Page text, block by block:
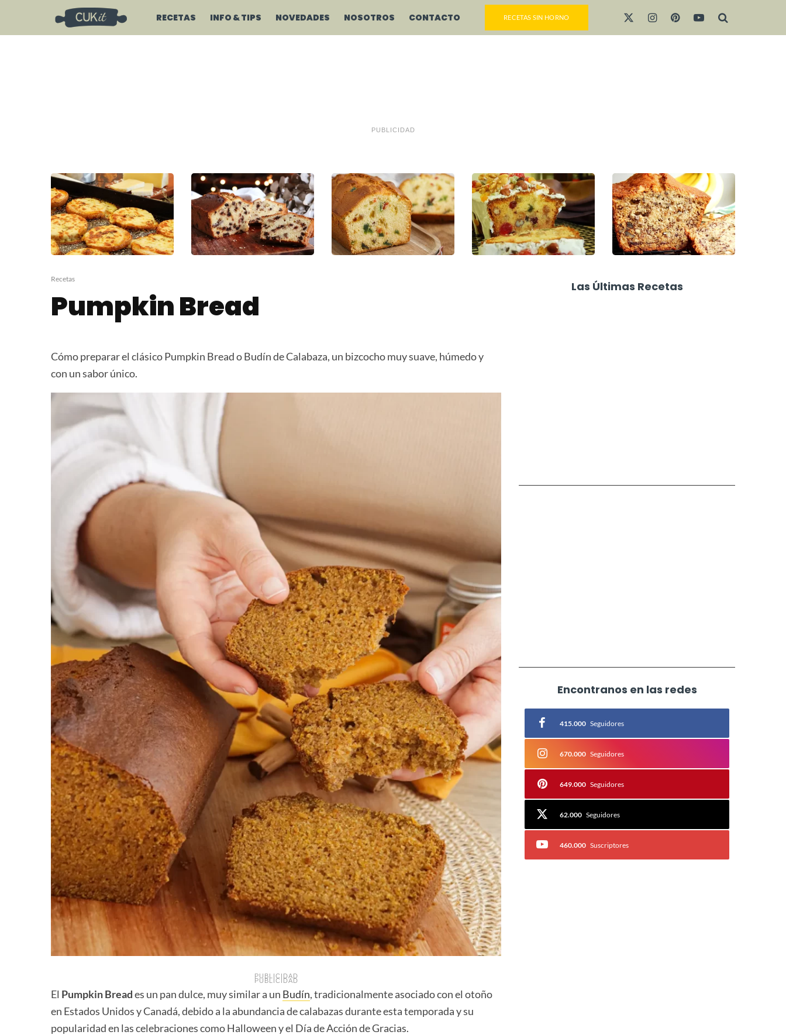
RECETAS INFO & TIPS NOVEDADES NOSOTROS CONTACTO RECETAS SIN HORNO
PUBLICIDAD
Recetas
Pumpkin Bread
Cómo preparar el clásico Pumpkin Bread o Budín de Calabaza, un bizcocho muy suave, húmedo y
con un sabor único.
PUBLICIDAD
PUBLICIDAD
El Pumpkin Breades un pan dulce, muy similar a un Budín, tradicionalmente asociado con el otoño
en Estados Unidos y Canadá, debido a la abundancia de calabazas durante esta temporada y su
popularidad en las celebraciones como Halloween y el Día de Acción de Gracias.
Las Últimas Recetas
Encontranos en las redes
415.000 Seguidores
670.000 Seguidores
649.000 Seguidores
62.000 Seguidores
460.000 Suscriptores